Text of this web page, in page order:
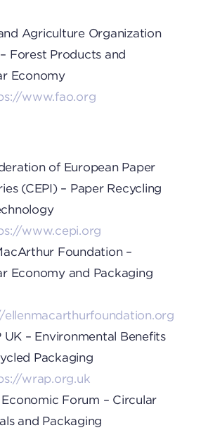
Agriculture Organization
Forest Products and
Economy
www.fao.org
of European Paper
(CEPI) – Paper Recycling
www.cepi.org
Foundation –
Economy and Packaging
ellenmacarthurfoundation.org
UK – Environmental Benefits
Packaging
wrap.org.uk
Forum – Circular
and Packaging